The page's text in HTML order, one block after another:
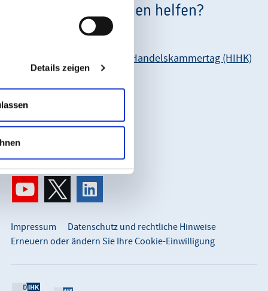
Details zeigen
Wie können wir Ihnen helfen?
Unsere Anschrift:
Hessischer Industrie- und Handelskammertag (HIHK)
Karl-Glässing-Straße 8
65183 Wiesbaden
0611 360 115-0
Impressum
Datenschutz und rechtliche Hinweise
Erneuern oder ändern Sie Ihre Cookie-Einwilligung